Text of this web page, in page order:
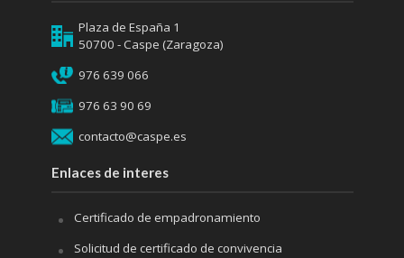
Plaza de España 1
50700 - Caspe (Zaragoza)
976 639 066
976 63 90 69
contacto@caspe.es
Enlaces de interes
Certificado de empadronamiento
Solicitud de certificado de convivencia